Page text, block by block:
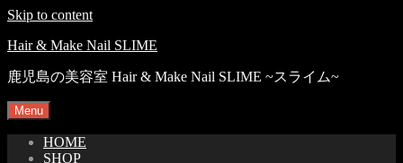
Skip to content
Hair & Make Nail SLIME
鹿児島の美容室 Hair & Make Nail SLIME ~スライム~
Menu
HOME
SHOP